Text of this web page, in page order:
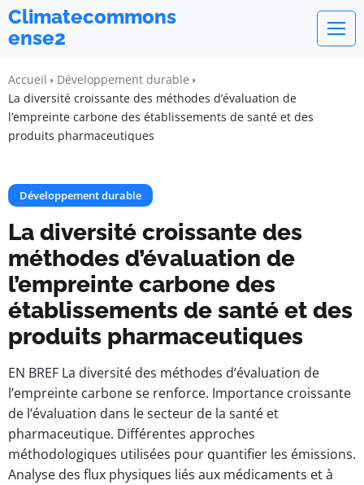
Climatecommons
ense2
Accueil
Développement durable
La diversité croissante des méthodes d’évaluation de
l’empreinte carbone des établissements de santé et des
produits pharmaceutiques
Développement durable
La diversité croissante des
méthodes d’évaluation de
l’empreinte carbone des
établissements de santé et des
produits pharmaceutiques
EN BREF La diversité des méthodes d’évaluation de
l’empreinte carbone se renforce. Importance croissante
de l’évaluation dans le secteur de la santé et
pharmaceutique. Différentes approches
méthodologiques utilisées pour quantifier les émissions.
Analyse des flux physiques liés aux médicaments et à